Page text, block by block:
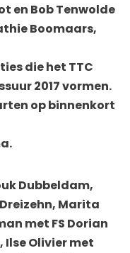
en Bob Tenwolde
Boomaars,
die het TTC
2017 vormen.
op binnenkort
Dubbeldam,
Marita
met FS Dorian
Ilse Olivier met